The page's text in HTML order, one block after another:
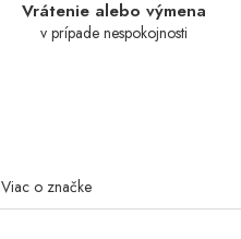
Vrátenie alebo výmena
v prípade nespokojnosti
Viac o značke